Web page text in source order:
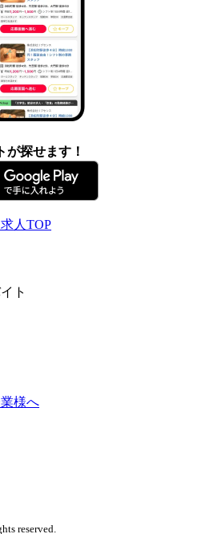
が探せます！
人TOP
ト
様へ
reserved.